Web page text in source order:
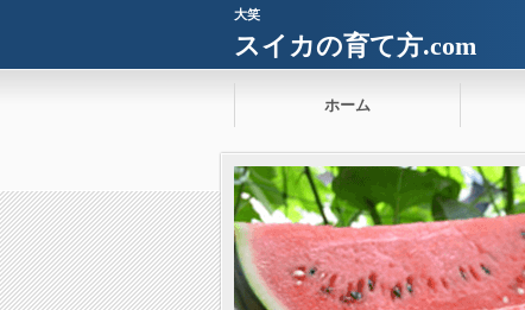
大笑
スイカの育て方.com
ホーム